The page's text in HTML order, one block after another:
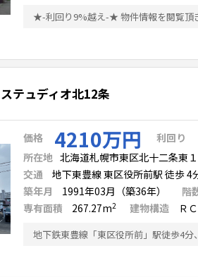
ステュディオ北12条
価格 4210万円 利回り
所在地 北海道札幌市東区北十二条東
交通
地下東豊線 東区役所前駅 徒歩 4
築年月
1991年03月（築36年） 階
専有面積
267.27m2 建物構造 Ｒ
地下鉄東豊線「東区役所前」駅徒歩4分